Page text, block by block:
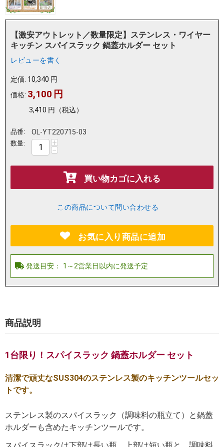
【激安アウトレット／数量限定】ステンレス・ワイヤー
キッチン スパイスラック 鍋蓋ホルダー セット
レビューを書く
定価: 10,340円
価格: 3,100 円
3,410 円 （税込）
品番: OL-YT220715-03
数量: +
−
買い物カゴに入れる
この商品について問い合わせる
お気に入り商品に追加
商品説明
1台限り！スパイスラック 鍋蓋ホルダー セット
清潔で頑丈なSUS304のステンレス製のキッチンツールセッ
トです。
ステンレス製のスパイスラック（調味料の瓶立て）と鍋蓋
ホルダーも含めたキッチンツールです。